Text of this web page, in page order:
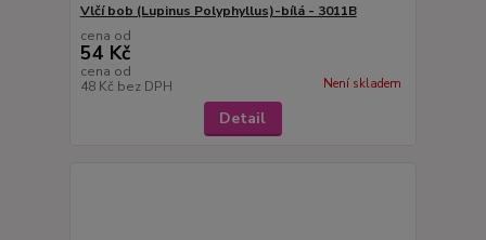
Vlčí bob (Lupinus Polyphyllus)-bílá - 3011B
cena od
54 Kč
cena od
48 Kč bez DPH Není skladem
Detail